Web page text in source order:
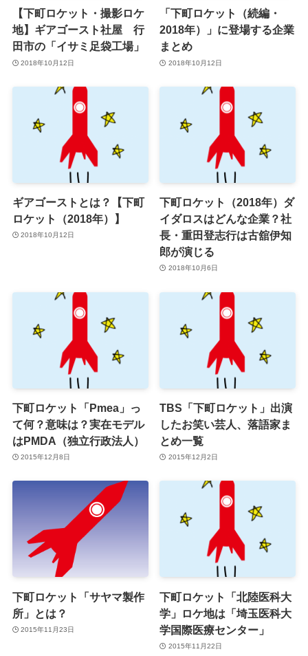
【下町ロケット・撮影ロケ
地】ギアゴースト社屋 行
田市の「イサミ足袋工場」
2018年10月12日
「下町ロケット（続編・
2018年）」に登場する企業
まとめ
2018年10月12日
ギアゴーストとは？【下町
ロケット（2018年）】
2018年10月12日
下町ロケット（2018年）ダ
イダロスはどんな企業？社
長・重田登志行は古舘伊知
郎が演じる
2018年10月6日
下町ロケット「Pmea」っ
て何？意味は？実在モデル
はPMDA（独立行政法人）
2015年12月8日
TBS「下町ロケット」出演
したお笑い芸人、落語家ま
とめ一覧
2015年12月2日
下町ロケット「サヤマ製作
所」とは？
2015年11月23日
下町ロケット「北陸医科大
学」ロケ地は「埼玉医科大
学国際医療センター」
2015年11月22日